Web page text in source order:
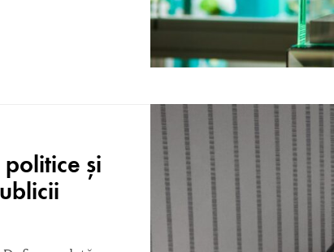
și